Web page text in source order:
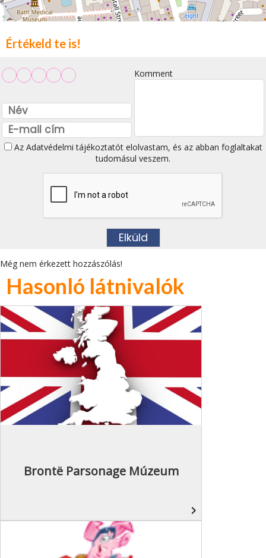
Értékeld te is!
Komment
Az Adatvédelmi tájékoztatótelolvastam, és az abban foglaltakat
tudomásul veszem.
Még nem érkezett hozzászólás!
Hasonló látnivalók
Brontë Parsonage Múzeum
navigate_next